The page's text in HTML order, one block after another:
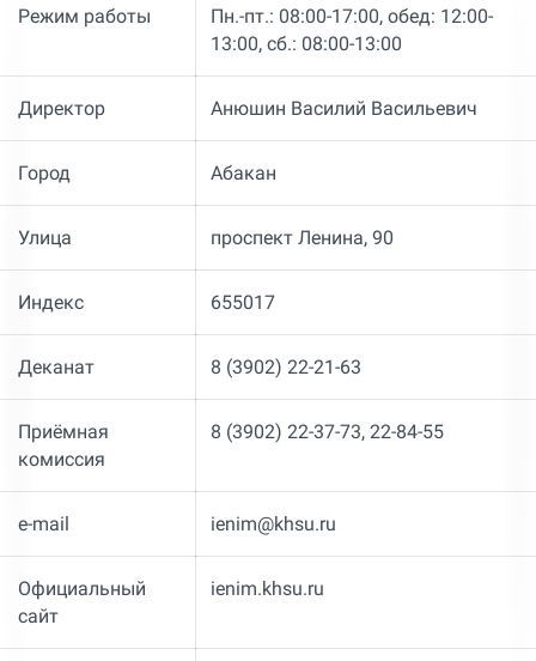
Режим работы
Пн.-пт.: 08:00-17:00, обед: 12:00-
13:00, сб.: 08:00-13:00
Директор Анюшин Василий Васильевич
Город Абакан
Улица ​проспект Ленина, 90
Индекс 655017
Деканат 8 (3902) 22-21-63
Приёмная
комиссия
8 (3902) 22-37-73, 22-84-55
e-mail ienim@khsu.ru
Официальный
сайт
ienim.khsu.ru